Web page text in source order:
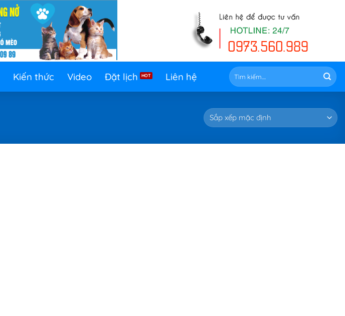
Kiến thức Video Đặt lịch Liên hệ
Tìm
kiếm: